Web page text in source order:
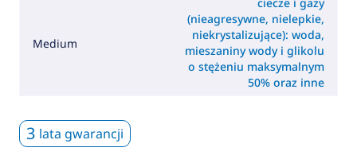
Medium
(nieagresywne, nielepkie,
niekrystalizujące): woda,
mieszaniny wody i glikolu
o stężeniu maksymalnym
50% oraz inne
3 lata gwarancji